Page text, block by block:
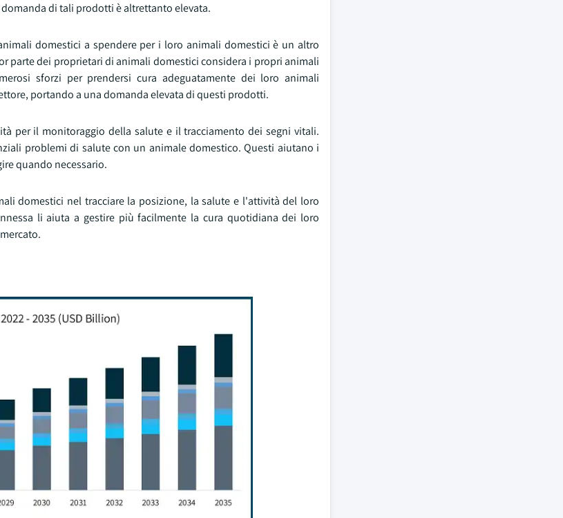
di tali prodotti è altrettanto elevata.
domestici a spendere per i loro animali domestici è un altro
parte dei proprietari di animali domestici considera i propri animali
sforzi per prendersi cura adeguatamente dei loro animali
portando a una domanda elevata di questi prodotti.
per il monitoraggio della salute e il tracciamento dei segni vitali.
problemi di salute con un animale domestico. Questi aiutano i
quando necessario.
domestici nel tracciare la posizione, la salute e l'attività del loro
li aiuta a gestire più facilmente la cura quotidiana dei loro